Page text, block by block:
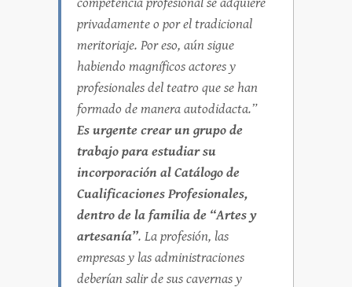
privadamente o por el tradicional
meritoriaje. Por eso, aún sigue
habiendo magníficos actores y
profesionales del teatro que se han
formado de manera autodidacta.”
Es urgente crear un grupo de
trabajo para estudiar su
incorporación al Catálogo de
Cualificaciones Profesionales,
dentro de la familia de “Artes y
artesanía”. La profesión, las
empresas y las administraciones
deberían salir de sus cavernas y